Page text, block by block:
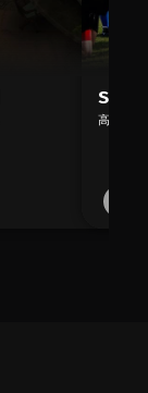
高效参与